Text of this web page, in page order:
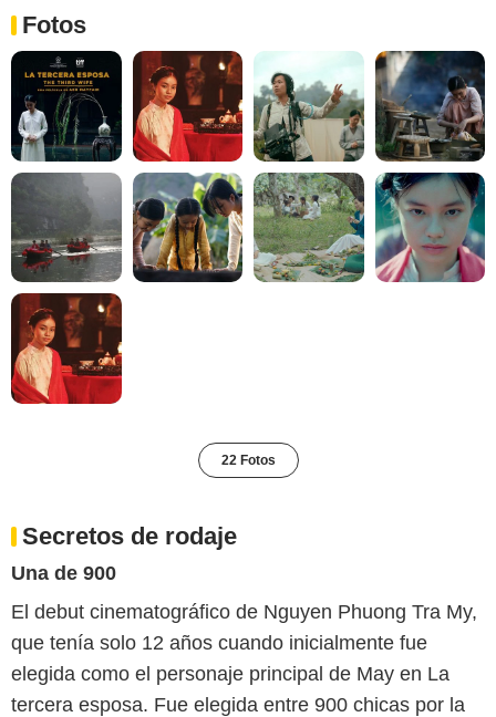
Fotos
22 Fotos
Secretos de rodaje
Una de 900
El debut cinematográfico de Nguyen Phuong Tra My,
que tenía solo 12 años cuando inicialmente fue
elegida como el personaje principal de May en La
tercera esposa. Fue elegida entre 900 chicas por la